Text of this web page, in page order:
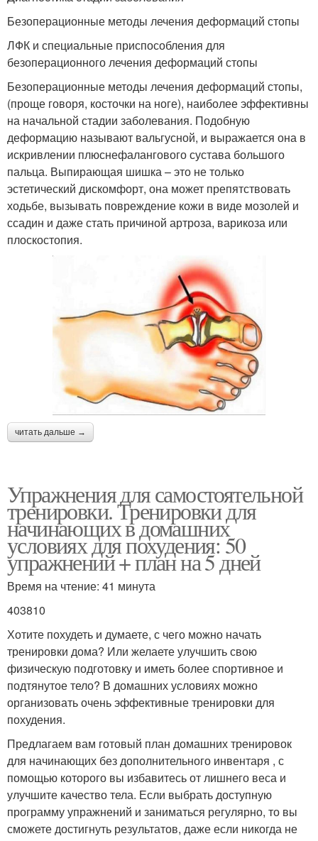
Безоперационные методы лечения деформаций стопы
ЛФК и специальные приспособления для
безоперационного лечения деформаций стопы
Безоперационные методы лечения деформаций стопы,
(проще говоря, косточки на ноге), наиболее эффективны
на начальной стадии заболевания. Подобную
деформацию называют вальгусной, и выражается она в
искривлении плюснефалангового сустава большого
пальца. Выпирающая шишка – это не только
эстетический дискомфорт, она может препятствовать
ходьбе, вызывать повреждение кожи в виде мозолей и
ссадин и даже стать причиной артроза, варикоза или
плоскостопия.
читать дальше →
Упражнения для самостоятельной
тренировки. Тренировки для
начинающих в домашних
условиях для похудения: 50
упражнений + план на 5 дней
Время на чтение: 41 минута
403810
Хотите похудеть и думаете, с чего можно начать
тренировки дома? Или желаете улучшить свою
физическую подготовку и иметь более спортивное и
подтянутое тело? В домашних условиях можно
организовать очень эффективные тренировки для
похудения.
Предлагаем вам готовый план домашних тренировок
для начинающих без дополнительного инвентаря , с
помощью которого вы избавитесь от лишнего веса и
улучшите качество тела. Если выбрать доступную
программу упражнений и заниматься регулярно, то вы
сможете достигнуть результатов, даже если никогда не